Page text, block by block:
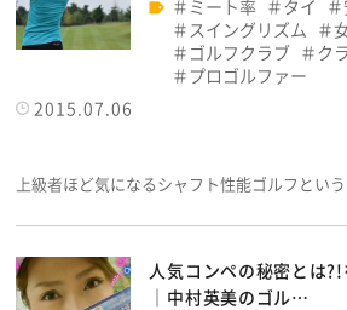
ミート率
タイ
スイングリズム
ゴルフクラブ
ク
プロゴルファー
2015.07.06
上級者ほど気になるシャフト性能ゴルフとい
人気コンペの秘密とは
│中村英美のゴル…